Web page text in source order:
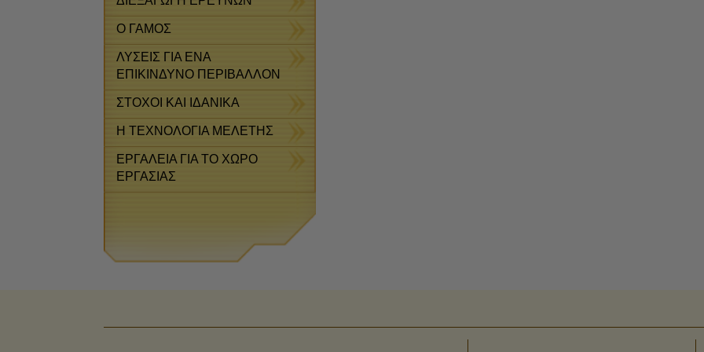
Ο ΓΑΜΟΣ
ΛΥΣΕΙΣ ΓΙΑ ΕΝΑ
ΕΠΙΚΙΝΔΥΝΟ ΠΕΡΙΒΑΛΛΟΝ
ΣΤΟΧΟΙ ΚΑΙ ΙΔΑΝΙΚΑ
Η ΤΕΧΝΟΛΟΓΙΑ ΜΕΛΕΤΗΣ
ΕΡΓΑΛΕΙΑ ΓΙΑ ΤΟ ΧΩΡΟ
ΕΡΓΑΣΙΑΣ